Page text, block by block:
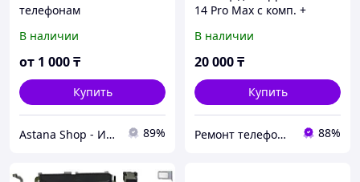
телефонам
В наличии
от 1 000₸
Купить
Astana Shop - Интернет Магазин 89%
14 Pro Max с комп. +
микрофон
В наличии
20 000₸
Купить
Ремонт телефонов, ноутбуков, в Алматы Запчасти - TelePORT 88%